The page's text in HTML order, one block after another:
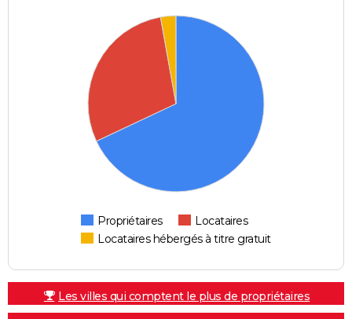
Propriétaires
Locataires
Locataires hébergés à titre gratuit
Les villes qui comptent le plus de propriétaires